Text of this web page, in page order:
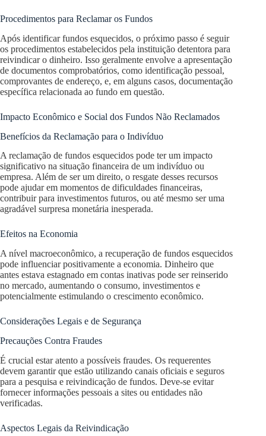
Procedimentos para Reclamar os Fundos
Após identificar fundos esquecidos, o próximo passo é seguir
os procedimentos estabelecidos pela instituição detentora para
reivindicar o dinheiro. Isso geralmente envolve a apresentação
de documentos comprobatórios, como identificação pessoal,
comprovantes de endereço, e, em alguns casos, documentação
específica relacionada ao fundo em questão.
Impacto Econômico e Social dos Fundos Não Reclamados
Benefícios da Reclamação para o Indivíduo
A reclamação de fundos esquecidos pode ter um impacto
significativo na situação financeira de um indivíduo ou
empresa. Além de ser um direito, o resgate desses recursos
pode ajudar em momentos de dificuldades financeiras,
contribuir para investimentos futuros, ou até mesmo ser uma
agradável surpresa monetária inesperada.
Efeitos na Economia
A nível macroeconômico, a recuperação de fundos esquecidos
pode influenciar positivamente a economia. Dinheiro que
antes estava estagnado em contas inativas pode ser reinserido
no mercado, aumentando o consumo, investimentos e
potencialmente estimulando o crescimento econômico.
Considerações Legais e de Segurança
Precauções Contra Fraudes
É crucial estar atento a possíveis fraudes. Os requerentes
devem garantir que estão utilizando canais oficiais e seguros
para a pesquisa e reivindicação de fundos. Deve-se evitar
fornecer informações pessoais a sites ou entidades não
verificadas.
Aspectos Legais da Reivindicação